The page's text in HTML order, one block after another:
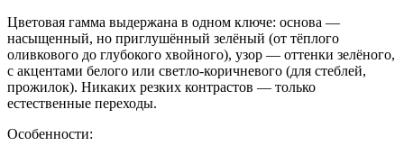
Цветовая гамма выдержана в одном ключе: основа —
насыщенный, но приглушённый зелёный (от тёплого
оливкового до глубокого хвойного), узор — оттенки зелёного,
с акцентами белого или светло-коричневого (для стеблей,
прожилок). Никаких резких контрастов — только
естественные переходы.
Особенности: